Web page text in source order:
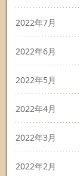
2022年7月
2022年6月
2022年5月
2022年4月
2022年3月
2022年2月